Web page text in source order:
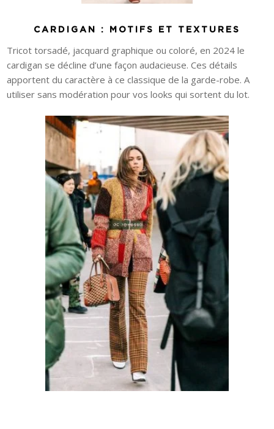
CARDIGAN : MOTIFS ET TEXTURES
Tricot torsadé, jacquard graphique ou coloré, en 2024 le
cardigan se décline d’une façon audacieuse. Ces détails
apportent du caractère à ce classique de la garde-robe. A
utiliser sans modération pour vos looks qui sortent du lot.